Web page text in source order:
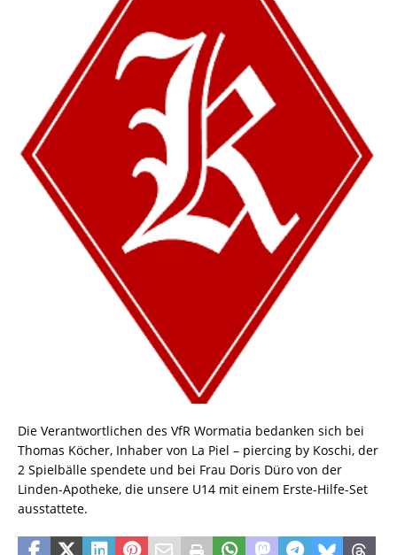
Die Verantwortlichen des VfR Wormatia bedanken sich bei
Thomas Köcher, Inhaber von La Piel – piercing by Koschi, der
2 Spielbälle spendete und bei Frau Doris Düro von der
Linden-Apotheke, die unsere U14 mit einem Erste-Hilfe-Set
ausstattete.